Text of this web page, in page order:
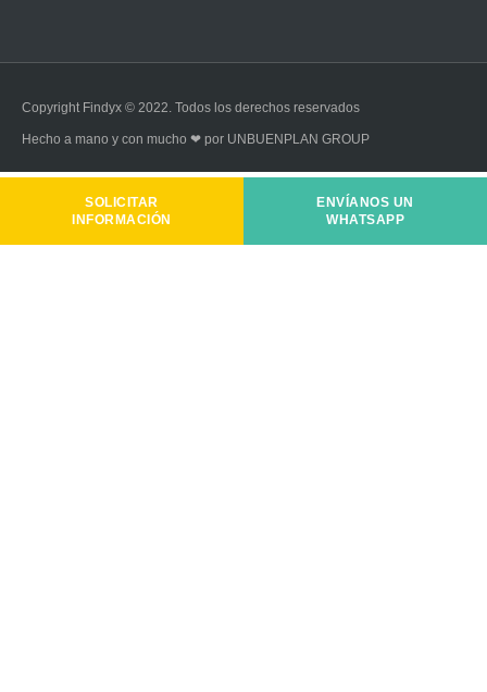
Copyright Findyx © 2022. Todos los derechos reservados
Hecho a mano y con mucho ❤ por UNBUENPLAN GROUP
SOLICITAR
INFORMACIÓN
ENVÍANOS UN
WHATSAPP